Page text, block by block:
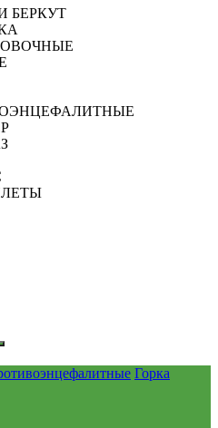
БЕРКУТ
Горка